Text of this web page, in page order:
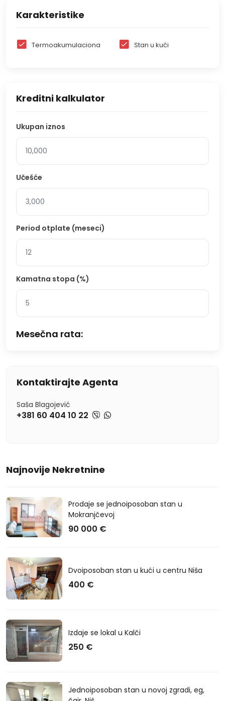
Karakteristike
Termoakumulaciona Stan u kući
Kreditni kalkulator
Ukupan iznos
Učešće
Period otplate (meseci)
Kamatna stopa (%)
Mesečna rata:
Kontaktirajte Agenta
Saša Blagojević
+381 60 404 10 22
Najnovije Nekretnine
Prodaje se jednoiposoban stan u
Mokranjčevoj
90 000 €
Dvoiposoban stan u kući u centru Niša
400 €
Izdaje se lokal u Kalči
250 €
Jednoiposoban stan u novoj zgradi, eg,